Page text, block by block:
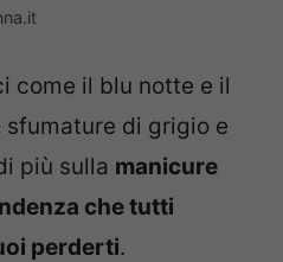
come il blu notte e il
sfumature di grigio e
più sulla manicure
che tutti
perderti.